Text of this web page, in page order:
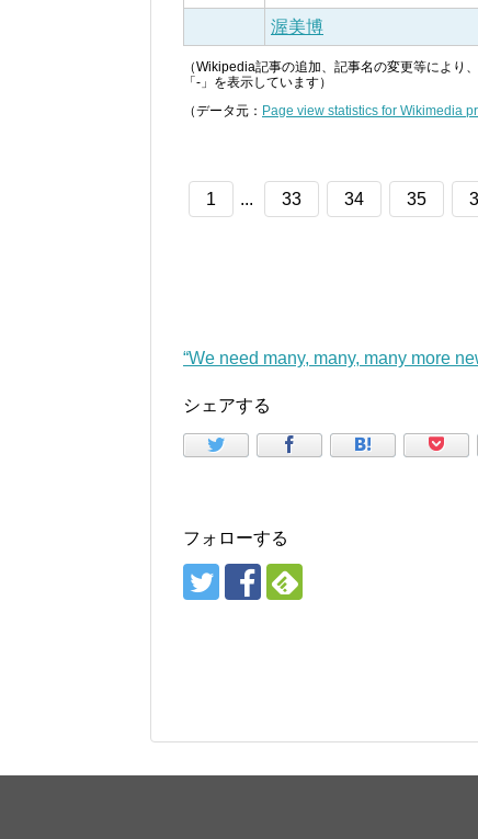
渥美博
（Wikipedia記事の追加、記事名の変更等により
「-」を表示しています）
（データ元： Page view statistics for Wikimedia
1 ... 33 34 35
“We need many, many, many more
シェアする
フォローする